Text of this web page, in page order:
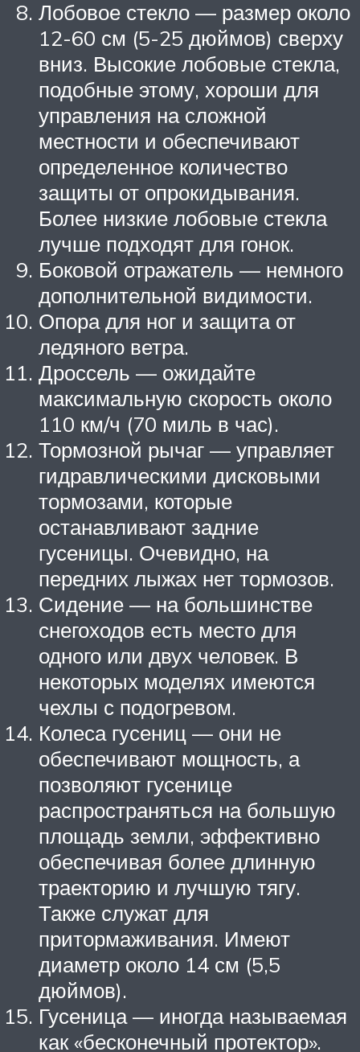
Лобовое стекло — размер около
12-60 см (5-25 дюймов) сверху
вниз. Высокие лобовые стекла,
подобные этому, хороши для
управления на сложной
местности и обеспечивают
определенное количество
защиты от опрокидывания.
Более низкие лобовые стекла
лучше подходят для гонок.
Боковой отражатель — немного
дополнительной видимости.
Опора для ног и защита от
ледяного ветра.
Дроссель — ожидайте
максимальную скорость около
110 км/ч (70 миль в час).
Тормозной рычаг — управляет
гидравлическими дисковыми
тормозами, которые
останавливают задние
гусеницы. Очевидно, на
передних лыжах нет тормозов.
Сидение — на большинстве
снегоходов есть место для
одного или двух человек. В
некоторых моделях имеются
чехлы с подогревом.
Колеса гусениц — они не
обеспечивают мощность, а
позволяют гусенице
распространяться на большую
площадь земли, эффективно
обеспечивая более длинную
траекторию и лучшую тягу.
Также служат для
притормаживания. Имеют
диаметр около 14 см (5,5
дюймов).
Гусеница — иногда называемая
как «бесконечный протектор».